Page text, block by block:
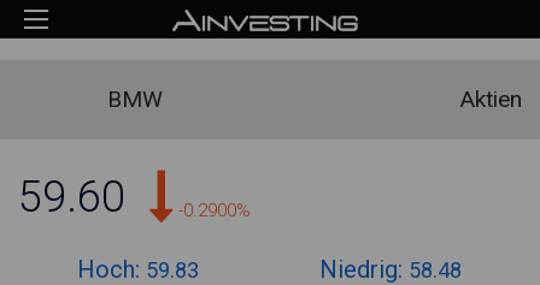
BMW Aktien
59.60 -0.2900%
Hoch: 59.83 Niedrig: 58.48